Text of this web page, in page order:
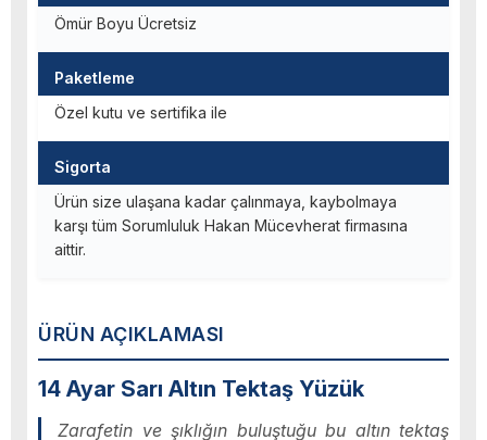
ÜRÜN AÇIKLAMASI
14 Ayar Sarı Altın Tektaş Yüzük
Zarafetin ve şıklığın buluştuğu bu altın tektaş
Ömür Boyu Ücretsiz
Paketleme
Özel kutu ve sertifika ile
Sigorta
Ürün size ulaşana kadar çalınmaya, kaybolmaya
karşı tüm Sorumluluk Hakan Mücevherat firmasına
aittir.